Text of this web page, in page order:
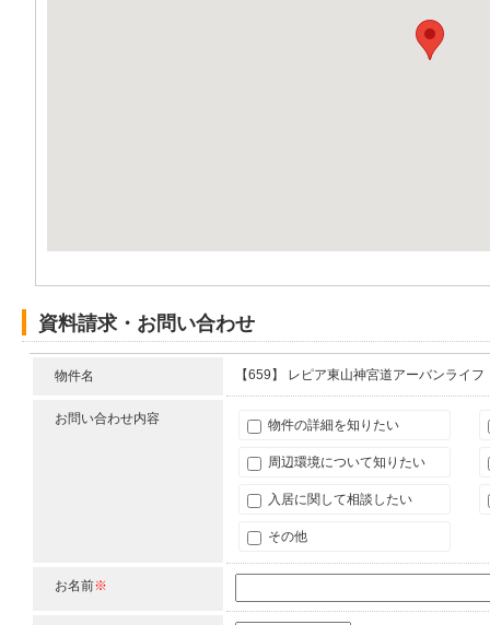
資料請求・お問い合わせ
物件名 【659】 レピア東山神宮道アーバンライフ
お問い合わせ内容 物件の詳細を知りたい
周辺環境について知りたい
入居に関して相談したい
その他
お名前※